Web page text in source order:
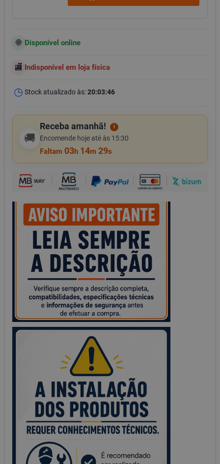
Disponível online
Indisponível em loja física
Stock atualizado às:20:03:46
🚚
Receba amanhã! i
Encomende hoje até às 15:30
Faltam 03h 14m 29s